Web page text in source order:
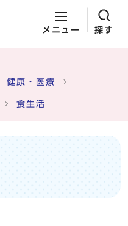
メニュー 探す
健康・医療
食生活